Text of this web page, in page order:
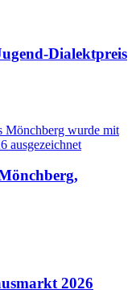
Dialektpreis
Mönchberg wurde mit
ausgezeichnet
2026